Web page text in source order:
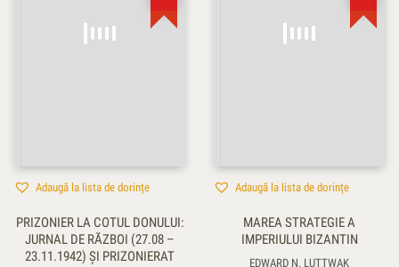
Adaugă la lista de dorințe
PRIZONIER LA COTUL DONULUI:
JURNAL DE RĂZBOI (27.08 –
23.11.1942) ŞI PRIZONIERAT
Adaugă la lista de dorințe
MAREA STRATEGIE A
IMPERIULUI BIZANTIN
EDWARD N. LUTTWAK